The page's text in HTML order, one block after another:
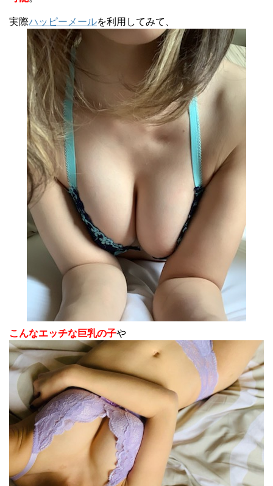
実際ハッピーメールを利用してみて、
こんなエッチな巨乳の子や